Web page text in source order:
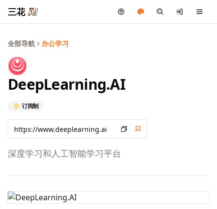
三花
全部导航 办公学习
DeepLearning.AI
订阅制
深度学习和人工智能学习平台